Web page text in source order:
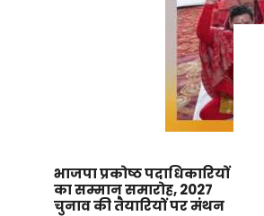
भाजपा प्रकोष्ठ पदाधिकारियों
का सम्मान समारोह, 2027
चुनाव की तैयारियों पर मंथन